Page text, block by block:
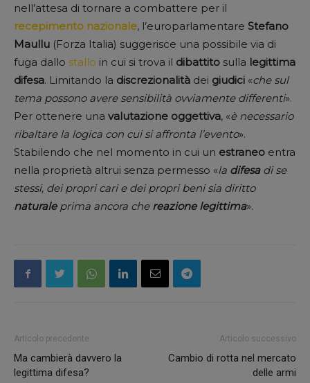
nell’attesa di tornare a combattere per il
recepimento nazionale, l’europarlamentare Stefano
Maullu (Forza Italia) suggerisce una possibile via di
fuga dallo stallo in cui si trova il dibattito sulla legittima
difesa. Limitando la discrezionalità dei giudici «che sul
tema possono avere sensibilità ovviamente differenti».
Per ottenere una valutazione oggettiva, «è necessario
ribaltare la logica con cui si affronta l’evento».
Stabilendo che nel momento in cui un estraneo entra
nella proprietà altrui senza permesso «la difesadi se
stessi, dei propri cari e dei propri beni sia diritto
naturaleprima ancora che reazione legittima».
Articolo precedente
Ma cambierà davvero la
legittima difesa?
Articolo successivo
Cambio di rotta nel mercato
delle armi